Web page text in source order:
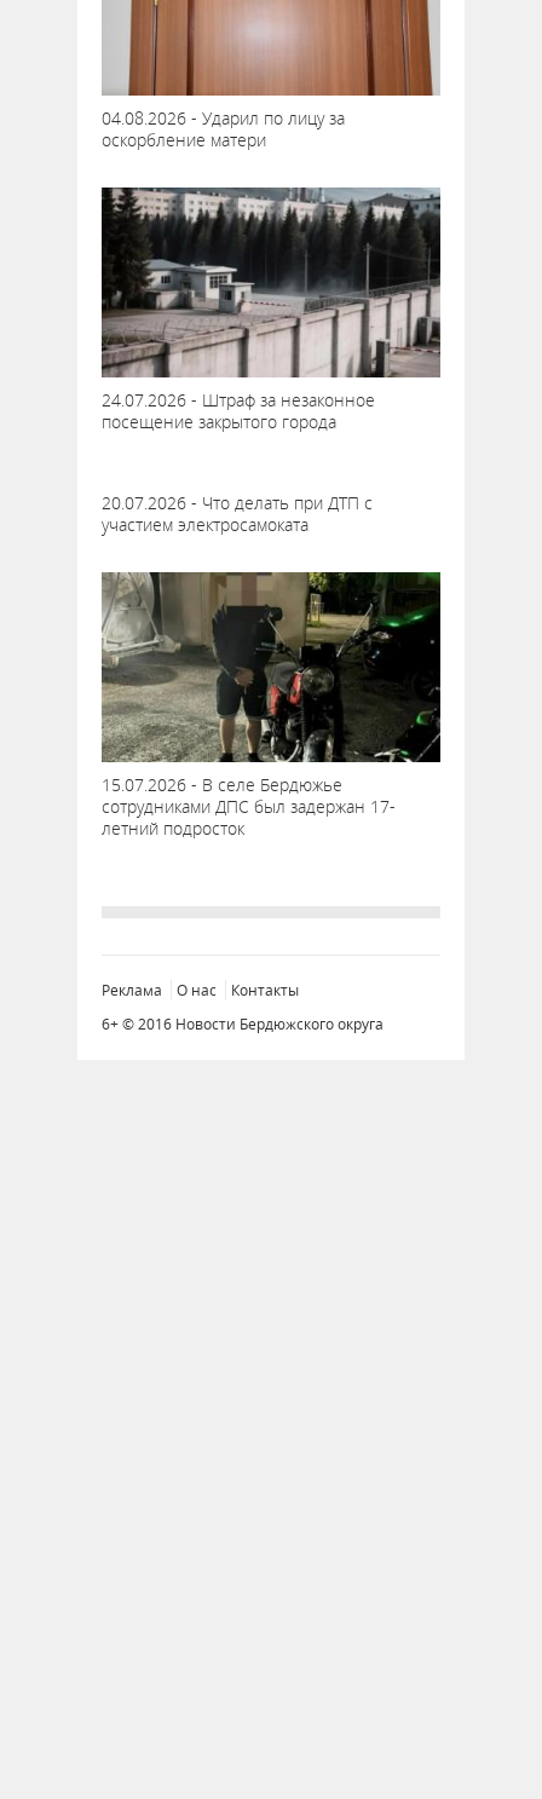
04.08.2026 - Ударил по лицу за
оскорбление матери
24.07.2026 - Штраф за незаконное
посещение закрытого города
20.07.2026 - Что делать при ДТП с
участием электросамоката
15.07.2026 - В селе Бердюжье
сотрудниками ДПС был задержан 17-
летний подросток
Реклама О нас
Контакты
6+ © 2016 Новости Бердюжского округа